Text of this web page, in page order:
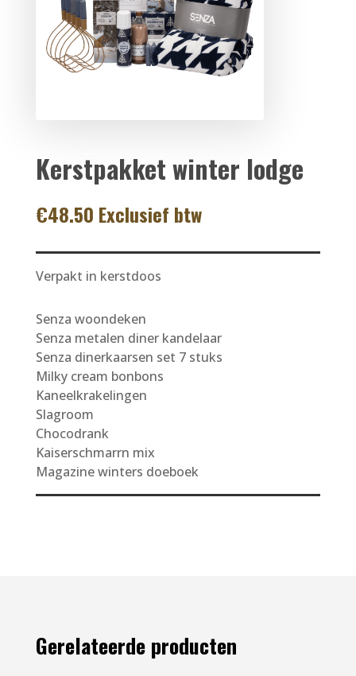
Kerstpakket winter lodge
€48.50 Exclusief btw
Verpakt in kerstdoos
Senza woondeken
Senza metalen diner kandelaar
Senza dinerkaarsen set 7 stuks
Milky cream bonbons
Kaneelkrakelingen
Slagroom
Chocodrank
Kaiserschmarrn mix
Magazine winters doeboek
Gerelateerde producten